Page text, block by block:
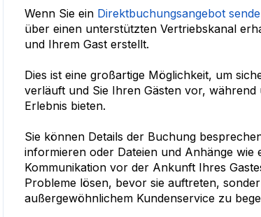
Wenn Sie einDirektbuchungsangebot
über einen unterstützten Vertriebskanal
und Ihrem Gast erstellt.
Dies ist eine großartige Möglichkeit, um
verläuft und Sie Ihren Gästen vor,
Erlebnis bieten.
Sie können Details der Buchung
informieren oder Dateien und Anhänge wie
Kommunikation vor der Ankunft Ihres
Probleme lösen, bevor sie auftreten,
außergewöhnlichem Kundenservice zu